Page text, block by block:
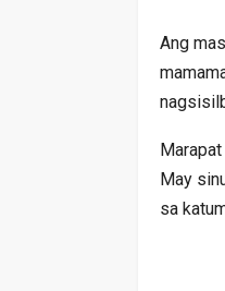
Ang
May
sa